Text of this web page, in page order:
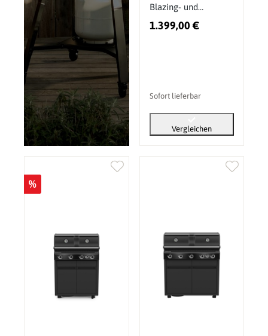
Blazing- und
Cookingzone X-245
1.399,00 €
Sofort lieferbar
Vergleichen
%